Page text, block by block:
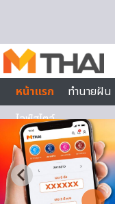
หน้าแรก
ทำนายฝัน
ไลฟ์สไตล์